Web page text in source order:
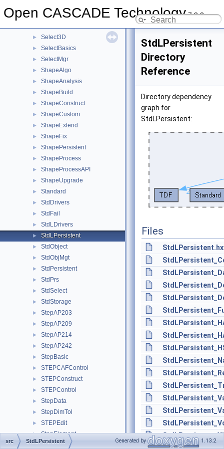
Open CASCADE Technology7.9.0
RWPly
► Select3D
► SelectBasics
► SelectMgr
► ShapeAlgo
► ShapeAnalysis
► ShapeBuild
► ShapeConstruct
► ShapeCustom
► ShapeExtend
► ShapeFix
► ShapePersistent
► ShapeProcess
► ShapeProcessAPI
► ShapeUpgrade
► Standard
► StdDrivers
► StdFail
► StdLDrivers
► StdLPersistent
► StdObject
► StdObjMgt
► StdPersistent
► StdPrs
► StdSelect
► StdStorage
► StepAP203
► StepAP209
► StepAP214
► StepAP242
► StepBasic
► STEPCAFControl
► STEPConstruct
► STEPControl
► StepData
► StepDimTol
► STEPEdit
► StepElement
► StepFEA
StdLPersistent
Directory
Reference
Directory dependency
graph for
StdLPersistent:
Files
src StdLPersistent Generated by 1.13.2